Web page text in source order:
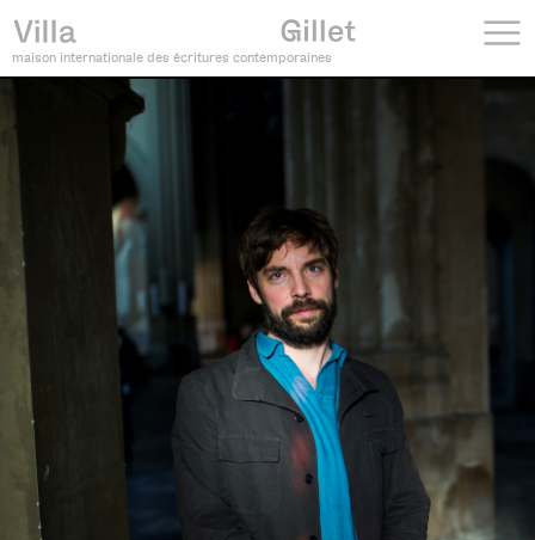
maison internationale des écritures contemporaines